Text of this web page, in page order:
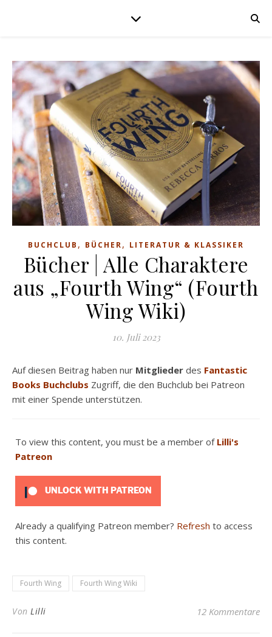
BUCHCLUB , BÜCHER, LITERATUR & KLASSIKER
Bücher | Alle Charaktere
aus „Fourth Wing“ (Fourth
Wing Wiki)
10. Juli 2023
Auf diesen Beitrag haben nur Mitglieder des Fantastic
Books Buchclubs Zugriff, die den Buchclub bei Patreon
mit einer Spende unterstützen.
To view this content, you must be a member of Lilli's
Patreon
UNLOCK WITH PATREON
Already a qualifying Patreon member? Refresh to access
this content.
Fourth Wing Fourth Wing Wiki
Von Lilli 12 Kommentare